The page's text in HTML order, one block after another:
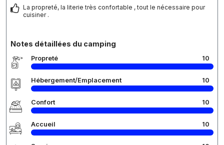
La propreté, la literie très confortable , tout le nécessaire pour
cuisiner .
Notes détaillées du camping
Propreté 10
Hébergement/Emplacement 10
Confort 10
Accueil 10